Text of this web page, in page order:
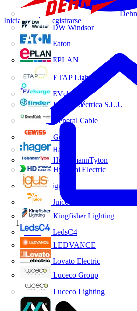
Dehn
DW Windsor
Eaton
EPLAN
ETAP Lighting
EVcharge
Finder Eléctrica S.L.U
General Cable
Gewiss
Hager
HellermannTyton
Hyundai Electric
igus
Juice Technology
Kingfisher Lighting
LedsC4
LEDVANCE
Lovato Electric
Luceco Group
Luceco Lighting
Iniciar sesión Registrarse
Inicio